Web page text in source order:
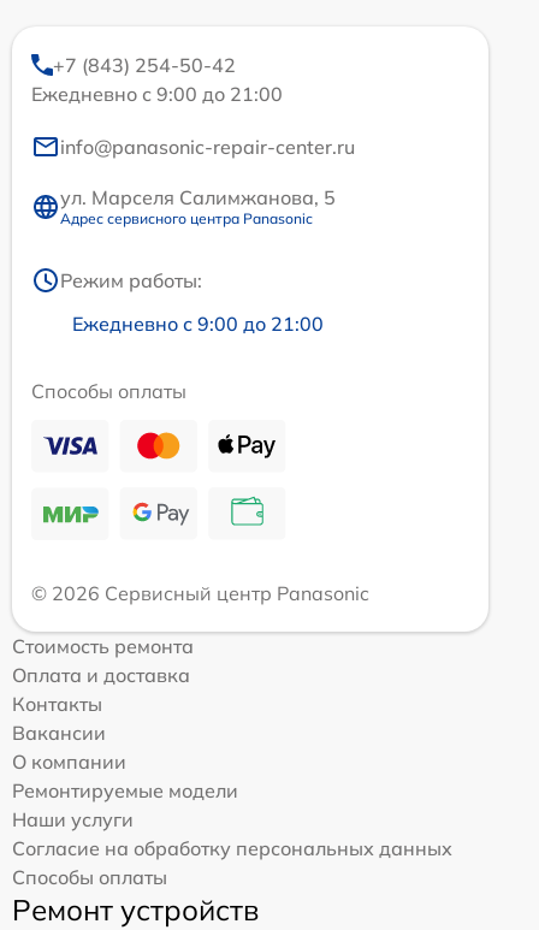
+7 (843) 254-50-42
Ежедневно с 9:00 до 21:00
info@panasonic-repair-center.ru
ул. Марселя Салимжанова, 5
Адрес сервисного центра Panasonic
Режим работы:
Ежедневно с 9:00 до 21:00
Способы оплаты
© 2026 Сервисный центр Panasonic
Стоимость ремонта
Оплата и доставка
Контакты
Вакансии
О компании
Ремонтируемые модели
Наши услуги
Согласие на обработку персональных данных
Способы оплаты
Ремонт устройств